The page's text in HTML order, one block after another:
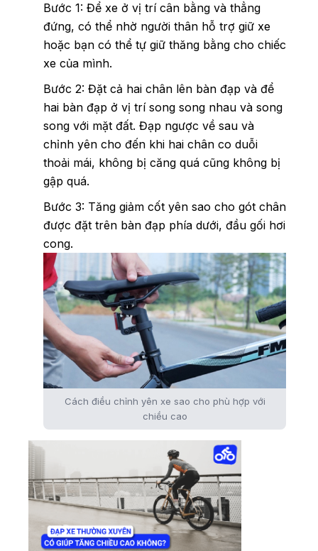
Bước 1: Để xe ở vị trí cân bằng và thẳng
đứng, có thể nhờ người thân hỗ trợ giữ xe
hoặc bạn có thể tự giữ thăng bằng cho chiếc
xe của mình.
Bước 2: Đặt cả hai chân lên bàn đạp và để
hai bàn đạp ở vị trí song song nhau và song
song với mặt đất. Đạp ngược về sau và
chỉnh yên cho đến khi hai chân co duỗi
thoải mái, không bị căng quá cũng không bị
gập quá.
Bước 3: Tăng giảm cốt yên sao cho gót chân
được đặt trên bàn đạp phía dưới, đầu gối hơi
cong.
Cách điều chỉnh yên xe sao cho phù hợp với
chiều cao